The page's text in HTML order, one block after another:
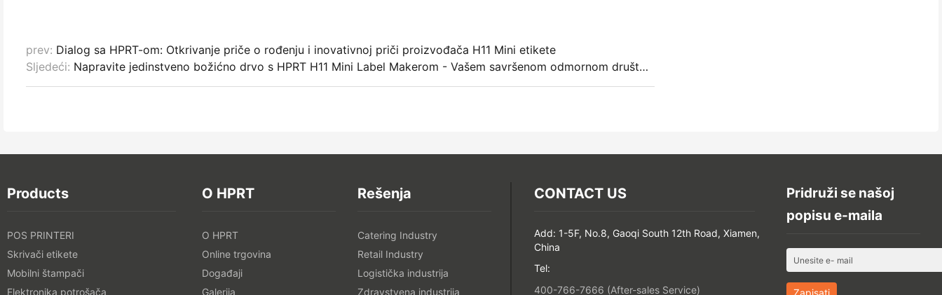
prev: Dialog sa HPRT-om: Otkrivanje priče o rođenju i inovativnoj priči proizvođača H11 Mini etikete
Sljedeći: Napravite jedinstveno božićno drvo s HPRT H11 Mini Label Makerom - Vašem savršenom odmornom društvu!
Products
POS PRINTERI
Skrivači etikete
Mobilni štampači
Elektronika potrošača
O HPRT
O HPRT
Online trgovina
Događaji
Galerija
Rešenja
Catering Industry
Retail Industry
Logistička industrija
Zdravstvena industrija
CONTACT US
Add: 1-5F, No.8, Gaoqi South 12th Road, Xiamen,
China
Tel:
400-766-7666 (After-sales Service)
Pridruži se našoj
popisu e-maila